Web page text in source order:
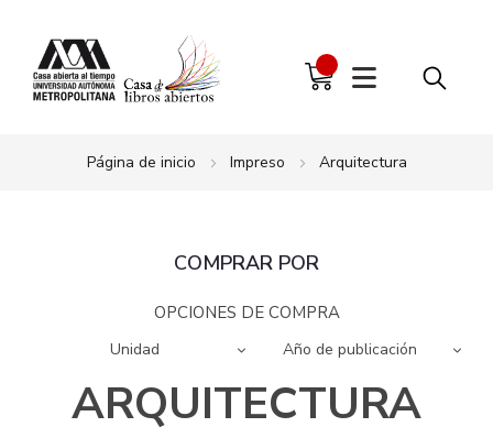
Página de inicio Impreso Arquitectura
ARQUITECTURA
COMPRAR POR
OPCIONES DE COMPRA
Unidad Año de publicación